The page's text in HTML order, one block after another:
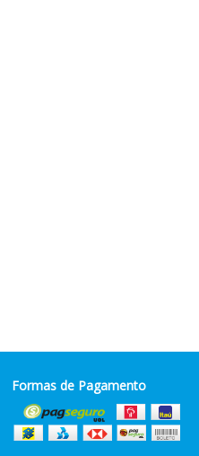
Formas de Pagamento